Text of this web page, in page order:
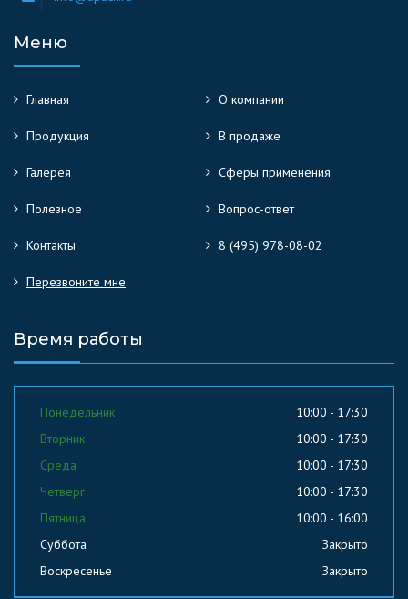
Меню
Главная О компании
Продукция В продаже
Галерея Сферы применения
Полезное Вопрос-ответ
Контакты 8 (495) 978-08-02
Перезвоните мне
Время работы
Понедельник
10:00 - 17:30
Вторник
10:00 - 17:30
Среда
10:00 - 17:30
Четверг
10:00 - 17:30
Пятница
10:00 - 16:00
Суббота
Закрыто
Воскресенье
Закрыто